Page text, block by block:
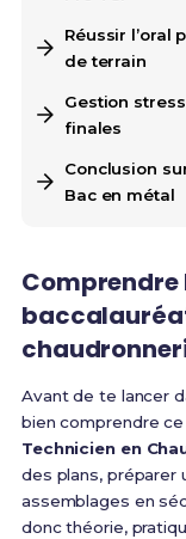
Réussir l’oral
de terrain
Gestion
finales
Conclusion
Bac en métal
Comprendre
Avant de te lancer
bien comprendre
Technicien en
des plans, préparer
assemblages en
donc théorie,